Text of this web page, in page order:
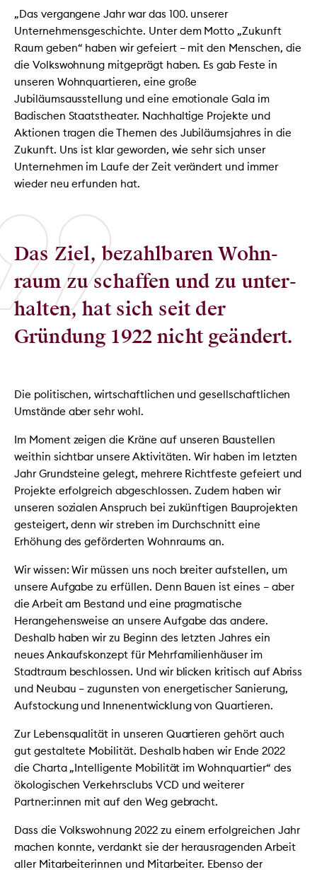
„Das vergangene Jahr war das 100. unserer
Unternehmensgeschichte. Unter dem Motto „Zukunft
Raum geben“ haben wir gefeiert – mit den Menschen, die
die Volkswohnung mitgeprägt haben. Es gab Feste in
unseren Wohnquartieren, eine große
Jubiläumsausstellung und eine emotionale Gala im
Badischen Staatstheater. Nachhaltige Projekte und
Aktionen tragen die Themen des Jubiläumsjahres in die
Zukunft. Uns ist klar geworden, wie sehr sich unser
Unternehmen im Laufe der Zeit verändert und immer
wieder neu erfunden hat.
Das Ziel, bezahl­baren Wohn­
raum zu schaffen und zu unter­
halten, hat sich seit der
Gründung 1922 nicht geändert.
Die politischen, wirtschaftlichen und gesellschaftlichen
Umstände aber sehr wohl.
Im Moment zeigen die Kräne auf unseren Baustellen
weithin sichtbar unsere Aktivitäten. Wir haben im letzten
Jahr Grundsteine gelegt, mehrere Richtfeste gefeiert und
Projekte erfolgreich abgeschlossen. Zudem haben wir
unseren sozialen Anspruch bei zukünftigen Bauprojekten
gesteigert, denn wir streben im Durchschnitt eine
Erhöhung des geförderten Wohnraums an.
Wir wissen: Wir müssen uns noch breiter aufstellen, um
unsere Aufgabe zu erfüllen. Denn Bauen ist eines – aber
die Arbeit am Bestand und eine pragmatische
Herangehensweise an unsere Aufgabe das andere.
Deshalb haben wir zu Beginn des letzten Jahres ein
neues Ankaufskonzept für Mehrfamilienhäuser im
Stadtraum beschlossen. Und wir blicken kritisch auf Abriss
und Neubau – zugunsten von energetischer Sanierung,
Aufstockung und Innenentwicklung von Quartieren.
Zur Lebensqualität in unseren Quartieren gehört auch
gut gestaltete Mobilität. Deshalb haben wir Ende 2022
die Charta „Intelligente Mobilität im Wohnquartier“ des
ökologischen Verkehrsclubs VCD und weiterer
Partner:innen mit auf den Weg gebracht.
Dass die Volkswohnung 2022 zu einem erfolgreichen Jahr
machen konnte, verdankt sie der herausragenden Arbeit
aller Mitarbeiterinnen und Mitarbeiter. Ebenso der